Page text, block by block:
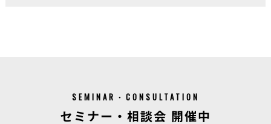
SEMINAR・CONSULTATION
セミナー・相談会 開催中